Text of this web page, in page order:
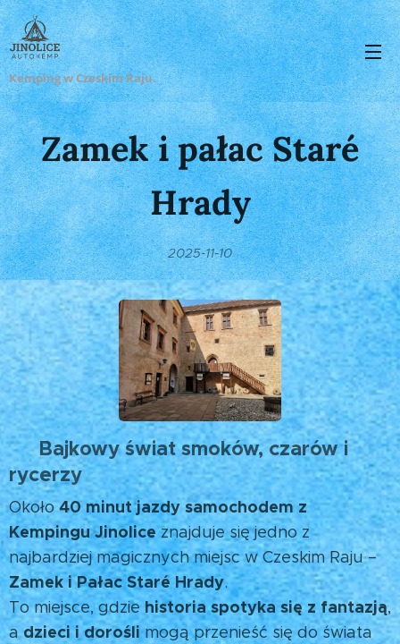
Kemping w Czeskim Raju.
Zamek i pałac Staré
Hrady
2025-11-10
🐉Bajkowy świat smoków, czarów i
rycerzy
Około40 minut jazdy samochodem z
Kempingu Jinoliceznajduje się jedno z
najbardziej magicznych miejsc w Czeskim Raju –
Zamek i Pałac Staré Hrady.
To miejsce, gdzie historia spotyka się z fantazją,
adzieci i doroślimogą przenieść się do świata